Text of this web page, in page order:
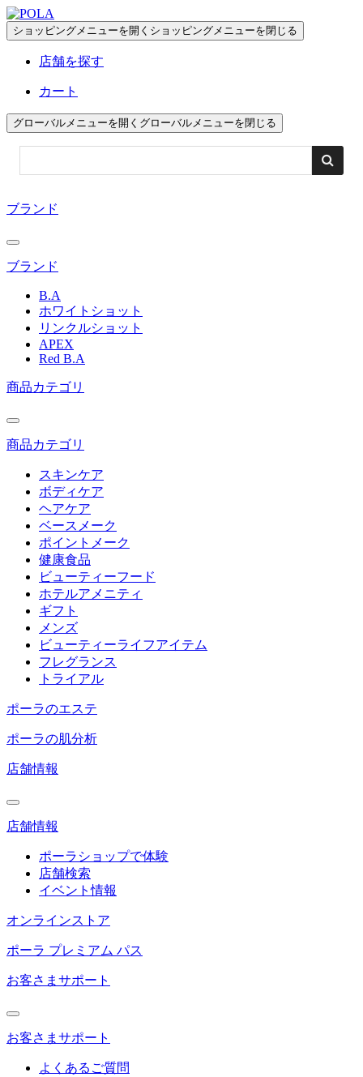
ペ
ー
で
す
ン
リ
へ
ショッピングメニューを開く ショッピングメニューを閉じる
店舗を探す
カート
グローバルメニューを開く グローバルメニューを閉じる
ブランド
ブランド
B.A
ホワイトショット
リンクルショット
APEX
Red B.A
商品カテゴリ
商品カテゴリ
スキンケア
ボディケア
ヘアケア
ベースメーク
ポイントメーク
健康食品
ビューティーフード
ホテルアメニティ
ギフト
メンズ
ビューティーライフアイテム
フレグランス
トライアル
ポーラのエステ
ポーラの肌分析
店舗情報
店舗情報
ポーラショップで体験
店舗検索
イベント情報
オンラインストア
ポーラ プレミアム パス
お客さまサポート
お客さまサポート
よくあるご質問